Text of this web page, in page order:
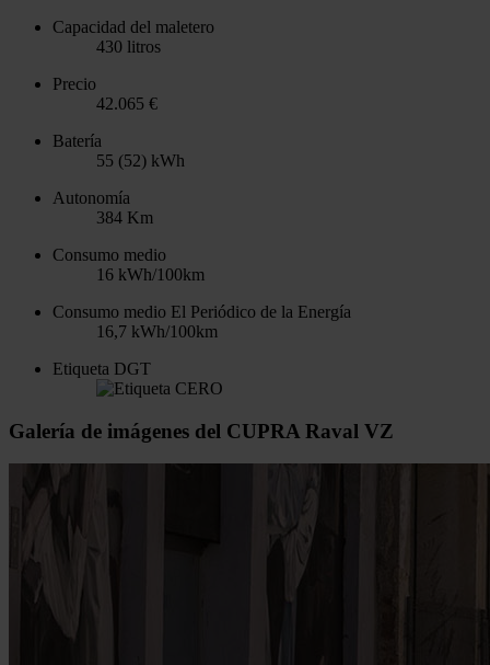
Capacidad del maletero
430 litros
Precio
42.065 €
Batería
55 (52) kWh
Autonomía
384 Km
Consumo medio
16 kWh/100km
Consumo medio El Periódico de la Energía
16,7 kWh/100km
Etiqueta DGT
Galería de imágenes del CUPRA Raval VZ